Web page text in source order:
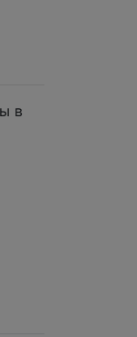
в